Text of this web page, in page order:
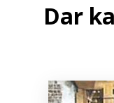
ELVIS atvyksta
Dar